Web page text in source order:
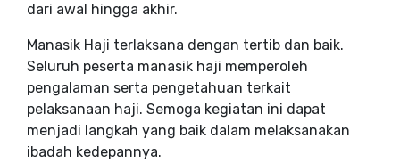
dari awal hingga akhir.
Manasik Haji terlaksana dengan tertib dan baik.
Seluruh peserta manasik haji memperoleh
pengalaman serta pengetahuan terkait
pelaksanaan haji. Semoga kegiatan ini dapat
menjadi langkah yang baik dalam melaksanakan
ibadah kedepannya.